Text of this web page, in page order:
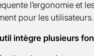
l’ergonomie et
pour les utilisateurs.
intègre plusieurs